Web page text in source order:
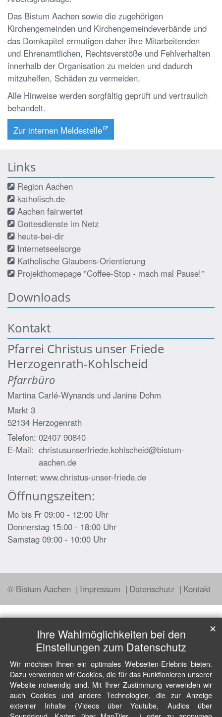
Das Bistum Aachen sowie die zugehörigen
Kirchengemeinden und Kirchengemeindeverbände und
das Domkapitel ermutigen daher ihre Mitarbeitenden
und Ehrenamtlichen, Rechtsverstöße und Fehlverhalten
innerhalb der Organisation zu melden und dadurch
mitzuhelfen, Schäden zu vermeiden.
Alle Hinweise werden sorgfältig geprüft und vertraulich
behandelt.
Zur internen Meldestelle
Links
Region Aachen
katholisch.de
Aachen fairwertet
Gottesdienste im Netz
heute-bei-dir
Internetseelsorge
Katholische Glaubens-Orientierung
Projekthomepage "Coffee-Stop - mach mal Pause!"
Downloads
Kontakt
Pfarrei Christus unser Friede
Herzogenrath-Kohlscheid
Pfarrbüro
Martina Carlé-Wynands und Janine Dohm
Markt 3
52134 Herzogenrath
Telefon: 02407 90840
E-Mail: christusunserfriede.kohlscheid@bistum-
aachen.de
Internet: www.christus-unser-friede.de
Öffnungszeiten:
Mo bis Fr 09:00 - 12:00 Uhr
Donnerstag 15:00 - 18:00 Uhr
Samstag 09:00 - 10:00 Uhr
© Bistum Aachen Impressum Datenschutz Kontakt
Ihre Wahlmöglichkeiten bei den
Einstellungen zum Datenschutz
Wir möchten Ihnen ein optimales Webseiten-Erlebnis bieten.
Dazu verwenden wir Cookies, die für das Funktionieren unserer
Website notwendig sind. Mit Ihrer Zustimmung verwenden wir
auch Cookies und andere Technologien, die zur Anzeige
externer Inhalte (Videos über Youtube, Audios über
✕